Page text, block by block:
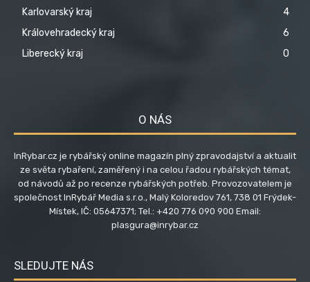
Karlovarský kraj
4
Královehradecký kraj
6
Liberecký kraj
0
O NÁS
InRybar.cz je rybářský online magazín plný zpravodajství a aktualit
ze světa rybaření, zaměřený i na celou řadou rybářských témat,
od návodů až po recenze rybářských potřeb. Provozovatelem je
společnost InRybář Media s.r.o., Malý Koloredov 761, 738 01 Frýdek-
Místek, IČ: 05647371; Tel.: +420 776 090 900 Email:
plasgura@inrybar.cz
SLEDUJTE NÁS